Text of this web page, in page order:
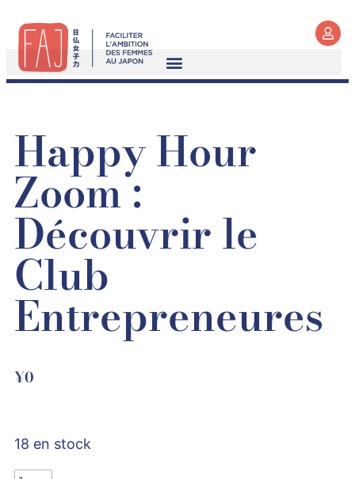
Happy Hour
Zoom :
Découvrir le
Club
Entrepreneures
¥0
18 en stock